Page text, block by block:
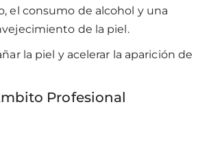
el consumo de alcohol y una
de la piel.
la piel y acelerar la aparición de
Profesional